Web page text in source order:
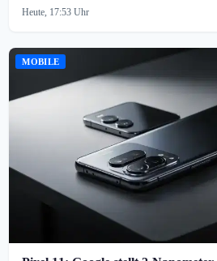
Heute, 17:53 Uhr
MOBILE